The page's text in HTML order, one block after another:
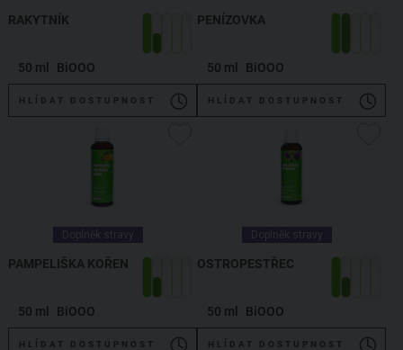
RAKYTNÍK
50 ml BiOOO
HLÍDAT DOSTUPNOST
PENÍZOVKA
50 ml BiOOO
HLÍDAT DOSTUPNOST
Doplněk stravy
PAMPELIŠKA KOŘEN
50 ml BiOOO
HLÍDAT DOSTUPNOST
Doplněk stravy
OSTROPESTŘEC
50 ml BiOOO
HLÍDAT DOSTUPNOST